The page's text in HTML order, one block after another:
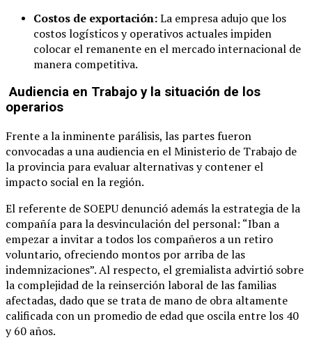
Costos de exportación:La empresa adujo que los
costos logísticos y operativos actuales impiden
colocar el remanente en el mercado internacional de
manera competitiva.
Audiencia en Trabajo y la situación de los
operarios
Frente a la inminente parálisis, las partes fueron
convocadas a una audiencia en el Ministerio de Trabajo de
la provincia para evaluar alternativas y contener el
impacto social en la región.
El referente de SOEPU denunció además la estrategia de la
compañía para la desvinculación del personal: “Iban a
empezar a invitar a todos los compañeros a un retiro
voluntario, ofreciendo montos por arriba de las
indemnizaciones”. Al respecto, el gremialista advirtió sobre
la complejidad de la reinserción laboral de las familias
afectadas, dado que se trata de mano de obra altamente
calificada con un promedio de edad que oscila entre los 40
y 60 años.